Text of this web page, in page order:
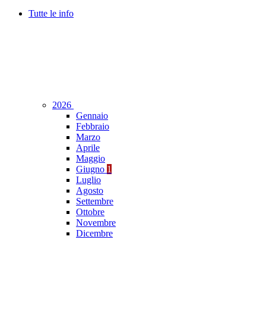
Tutte le info
2026
Gennaio
Febbraio
Marzo
Aprile
Maggio
Giugno 1
Luglio
Agosto
Settembre
Ottobre
Novembre
Dicembre